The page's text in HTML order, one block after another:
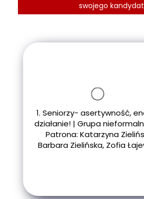
swojego
1. Seniorzy- asertywność,
działanie! | Grupa
Patrona: Katarzyna
Barbara Zielińska, Zofia